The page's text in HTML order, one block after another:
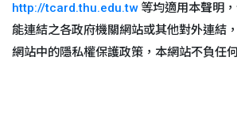
http://tcard.thu.edu.tw等均適用本聲明
能連結之各政府機關網站或其他對外連結
網站中的隱私權保護政策，本網站不負任